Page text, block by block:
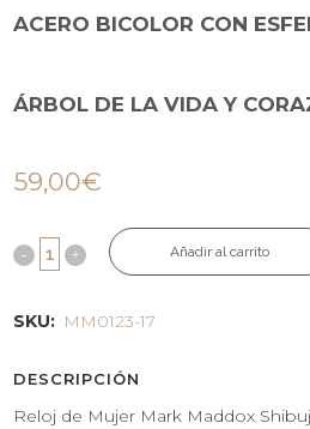
ACERO BICOLOR CON
ÁRBOL DE LA VIDA Y
59,00€
Añadir al carrito
SKU: MM0123-17
DESCRIPCIÓN
Reloj de Mujer Mark Maddox